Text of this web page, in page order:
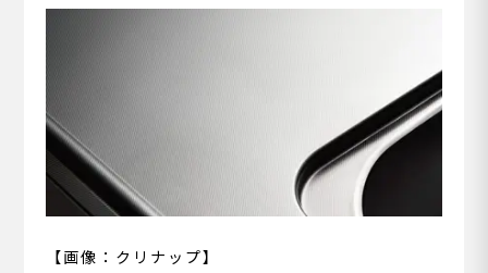
【画像：クリナップ】